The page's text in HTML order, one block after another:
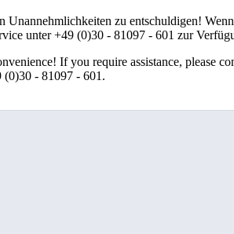
Unannehmlichkeiten zu entschuldigen!
unter +49 (0)30 - 81097 - 601 zur
If you require assistance, please
(0)30 - 81097 - 601.